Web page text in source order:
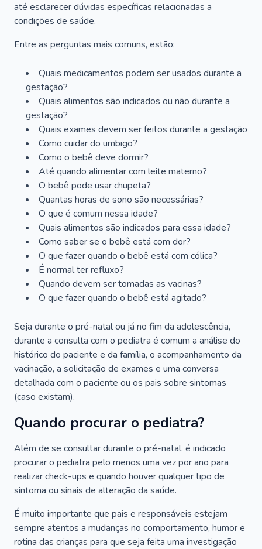
até esclarecer dúvidas específicas relacionadas a
condições de saúde.
Entre as perguntas mais comuns, estão:
Quais medicamentos podem ser usados durante a
gestação?
Quais alimentos são indicados ou não durante a
gestação?
Quais exames devem ser feitos durante a gestação
Como cuidar do umbigo?
Como o bebê deve dormir?
Até quando alimentar com leite materno?
O bebê pode usar chupeta?
Quantas horas de sono são necessárias?
O que é comum nessa idade?
Quais alimentos são indicados para essa idade?
Como saber se o bebê está com dor?
O que fazer quando o bebê está com cólica?
É normal ter refluxo?
Quando devem ser tomadas as vacinas?
O que fazer quando o bebê está agitado?
Seja durante o pré-natal ou já no fim da adolescência,
durante a consulta com o pediatra é comum a análise do
histórico do paciente e da família, o acompanhamento da
vacinação, a solicitação de exames e uma conversa
detalhada com o paciente ou os pais sobre sintomas
(caso existam).
Quando procurar o pediatra?
Além de se consultar durante o pré-natal, é indicado
procurar o pediatra pelo menos uma vez por ano para
realizar check-ups e quando houver qualquer tipo de
sintoma ou sinais de alteração da saúde.
É muito importante que pais e responsáveis estejam
sempre atentos a mudanças no comportamento, humor e
rotina das crianças para que seja feita uma investigação